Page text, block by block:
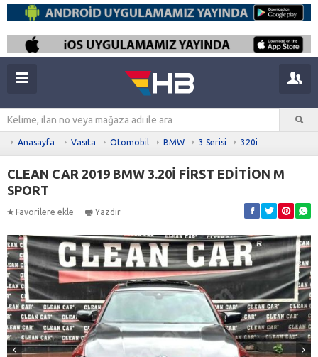
Anasayfa Vasıta Otomobil BMW 3 Serisi 320i
CLEAN CAR 2019 BMW 3.20İ FİRST EDİTİON M
SPORT
Favorilere ekle Yazdır